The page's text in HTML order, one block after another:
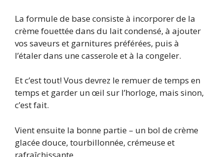
La formule de base consiste à incorporer de la
crème fouettée dans du lait condensé, à ajouter
vos saveurs et garnitures préférées, puis à
l’étaler dans une casserole et à la congeler.
Et c’est tout! Vous devrez le remuer de temps en
temps et garder un œil sur l’horloge, mais sinon,
c’est fait.
Vient ensuite la bonne partie – un bol de crème
glacée douce, tourbillonnée, crémeuse et
rafraîchissante.